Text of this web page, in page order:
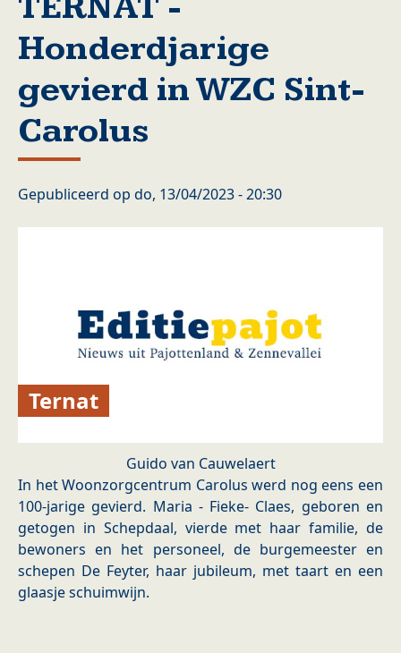
Honderdjarige
gevierd in WZC Sint-
Carolus
Gepubliceerd op do, 13/04/2023 - 20:30
Ternat
Guido van Cauwelaert
In het Woonzorgcentrum Carolus werd nog eens een
100-jarige gevierd. Maria - Fieke- Claes, geboren en
getogen in Schepdaal, vierde met haar familie, de
bewoners en het personeel, de burgemeester en
schepen De Feyter, haar jubileum, met taart en een
glaasje schuimwijn.